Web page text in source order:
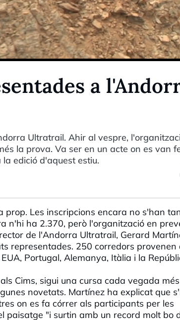
a
Ultratrail. Ahir al vespre,
la prova. Va ser en un acte on es van
edició d'aquest estiu.
Les inscripcions encara no s'han
n'hi ha 2.370, però l'organització en
de l'Andorra Ultratrail, Gerard
representades. 250 corredors provenen
Portugal, Alemanya, Itàlia i la
Cims, sigui una cursa cada vegada més
novetats. Martínez ha explicat que
on es fa córrer als participants per les
paisatge "i surtin amb un record molt bo